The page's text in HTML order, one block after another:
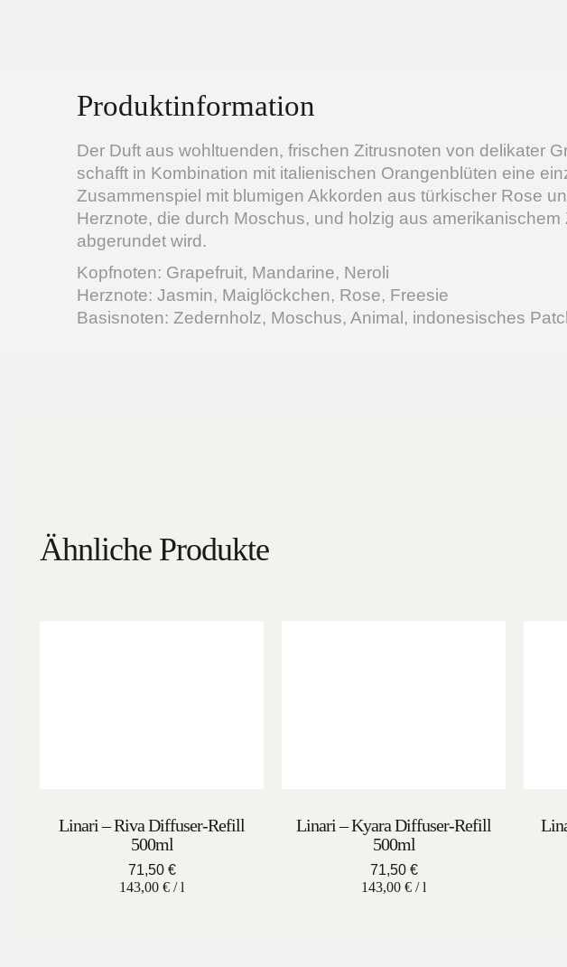
Produktinformation
Der Duft aus wohltuenden, frischen Zitrusnoten von delikater
schafft in Kombination mit italienischen Orangenblüten eine
Zusammenspiel mit blumigen Akkorden aus türkischer Rose
Herznote, die durch Moschus, und holzig aus
abgerundet wird.
Kopfnoten: Grapefruit, Mandarine, Neroli
Herznote: Jasmin, Maiglöckchen, Rose, Freesie
Basisnoten: Zedernholz, Moschus, Animal, indonesisches
Ähnliche Produkte
Linari – Riva Diffuser-Refill
500ml
71,50 €
143,00 € /l
Linari – Kyara Diffuser-Refill
500ml
71,50 €
143,00 € /l